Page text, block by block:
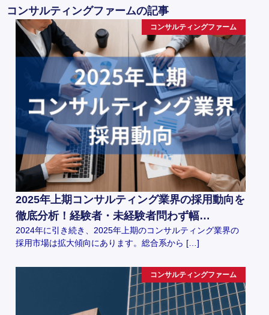
コンサルティングファームの記事
コンサルティングファーム
2025年上期コンサルティング業界の採用動向を
徹底分析！経験者・未経験者問わず幅…
2024年に引き続き、2025年上期のコンサルティング業界の
採用市場は拡大傾向にあります。総合系から […]
コンサルティングファーム